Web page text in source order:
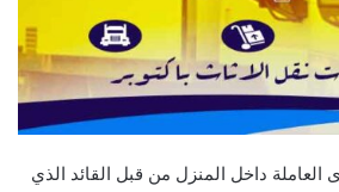
العاملة داخل المنزل من قبل القائد الذي